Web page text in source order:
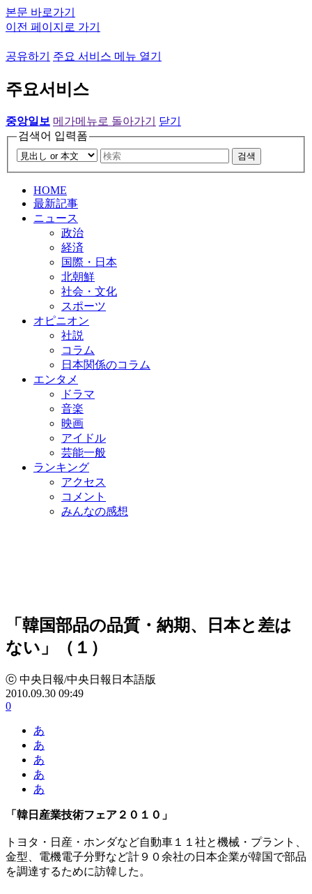
본문 바로가기
이전 페이지로 가기
공유하기 주요 서비스 메뉴 열기
주요서비스
중앙일보 메가메뉴로 돌아가기
닫기
검색어 입력폼
검색
HOME
最新記事
ニュース
政治
経済
国際・日本
北朝鮮
社会・文化
スポーツ
オピニオン
社説
コラム
日本関係のコラム
エンタメ
ドラマ
音楽
映画
アイドル
芸能一般
ランキング
アクセス
コメント
みんなの感想
「韓国部品の品質・納期、日本と差は
ない」（１）
ⓒ 中央日報/中央日報日本語版
2010.09.30 09:49
0
あ
あ
あ
あ
あ
「韓日産業技術フェア２０１０」
トヨタ・日産・ホンダなど自動車１１社と機械・プラント、
金型、電機電子分野など計９０余社の日本企業が韓国で部品
を調達するために訪韓した。